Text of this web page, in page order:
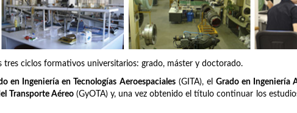
tres ciclos formativos universitarios: grado, máster y doctorado.
en Ingeniería en Tecnologías Aeroespaciales(GITA), el Grado en Ingeniería
Transporte Aéreo(GyOTA) y, una vez obtenido el título continuar los